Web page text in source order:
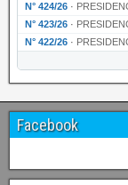
N° 424/26 · PRESIDENCIA
N° 423/26 · PRESIDENCIA
N° 422/26 ·
Facebook